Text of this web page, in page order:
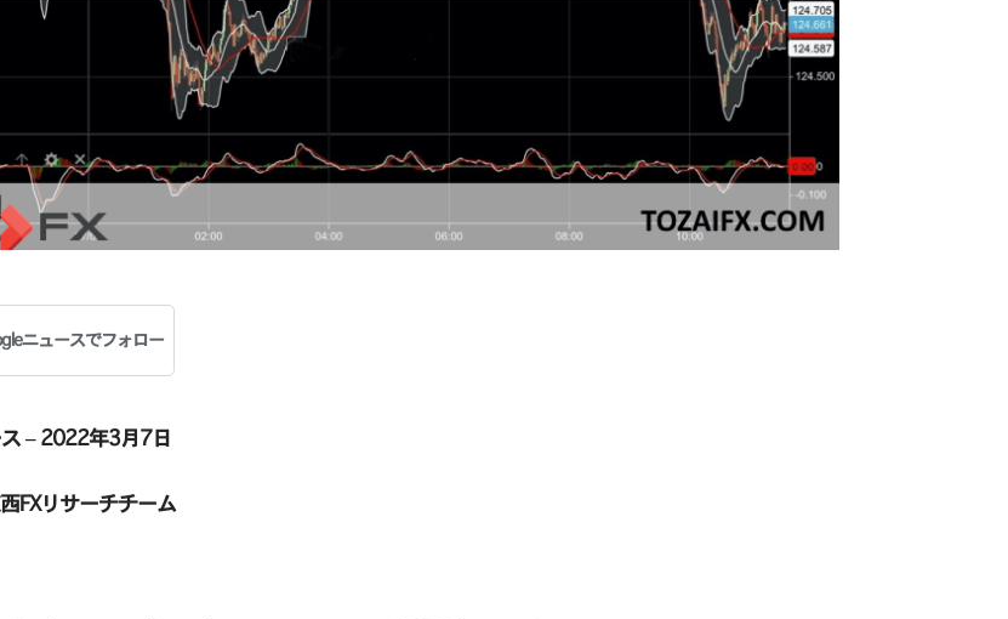
ニュースでフォロー
– 2022年3月7日
FXリサーチチーム